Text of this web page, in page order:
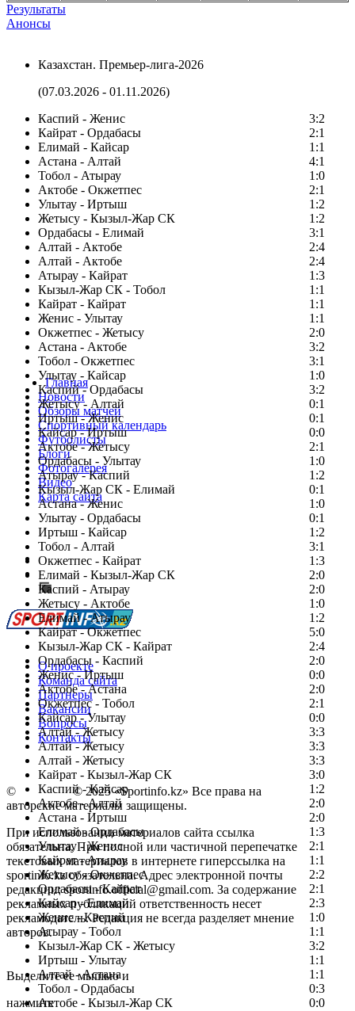
Результаты
Анонсы
Казахстан. Премьер-лига-2026
(07.03.2026 - 01.11.2026)
Каспий - Женис
3:2
Кайрат - Ордабасы
2:1
Елимай - Кайсар
1:1
Астана - Алтай
4:1
Тобол - Атырау
1:0
Актобе - Окжетпес
2:1
Улытау - Иртыш
1:2
Жетысу - Кызыл-Жар СК
1:2
Ордабасы - Елимай
3:1
Алтай - Актобе
2:4
Алтай - Актобе
2:4
Атырау - Кайрат
1:3
Кызыл-Жар СК - Тобол
1:1
Кайрат - Кайрат
1:1
Женис - Улытау
1:1
Окжетпес - Жетысу
2:0
Астана - Актобе
3:2
Тобол - Окжетпес
3:1
Улытау - Кайсар
1:0
Каспий - Ордабасы
3:2
Жетысу - Алтай
0:1
Иртыш - Женис
0:1
Кайсар - Иртыш
0:0
Актобе - Жетысу
2:1
Ордабасы - Улытау
1:0
Атырау - Каспий
1:2
Кызыл-Жар СК - Елимай
0:1
Астана - Женис
1:0
Улытау - Ордабасы
0:1
Иртыш - Кайсар
1:2
Тобол - Алтай
3:1
Окжетпес - Кайрат
1:3
Елимай - Кызыл-Жар СК
2:0
Каспий - Атырау
2:0
Жетысу - Актобе
1:0
Елимай - Атырау
1:2
Кайрат - Окжетпес
5:0
Кызыл-Жар СК - Кайрат
2:4
Ордабасы - Каспий
2:0
Женис - Иртыш
0:0
Актобе - Астана
2:0
Окжетпес - Тобол
2:1
Кайсар - Улытау
0:0
Алтай - Жетысу
3:3
Алтай - Жетысу
3:3
Алтай - Жетысу
3:3
Кайрат - Кызыл-Жар СК
3:0
Каспий - Кайсар
1:2
Актобе - Алтай
2:0
Астана - Иртыш
2:0
Елимай - Ордабасы
1:3
Улытау - Женис
2:1
Кайрат - Атырау
1:1
Жетысу - Окжетпес
2:2
Ордабасы - Кайрат
2:1
Кайсар - Елимай
2:3
Женис - Каспий
1:0
Атырау - Тобол
1:1
Кызыл-Жар СК - Жетысу
3:2
Иртыш - Улытау
1:1
Алтай - Астана
1:1
Тобол - Ордабасы
0:3
Актобе - Кызыл-Жар СК
0:0
Главная
Новости
Обзоры матчей
Спортивный календарь
Футболисты
Блоги
Фотогалерея
Видео
Карта сайта
Есть идея?
Сообщить о мероприятии
Перейти на старый сайт
О проекте
Команда сайта
Партнеры
Вакансии
Вопросы
Контакты
© Copyright© 2025 «Sportinfo.kz» Все права на
авторские материалы защищены.
При использовании материалов сайта ссылка
обязательна. При полной или частичной перепечатке
текстовых материалов в интернете гиперссылка на
sportinfo.kz обязательна. Адрес электронной почты
редакции: sportinfo.official@gmail.com. За содержание
рекламных публикаций ответственность несет
рекламодатель. Редакция не всегда разделяет мнение
авторов.
Заметили ошибку в тексте?
Выделите ее мышью и
нажмите